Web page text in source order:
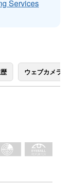
Services
ウェブカメラ